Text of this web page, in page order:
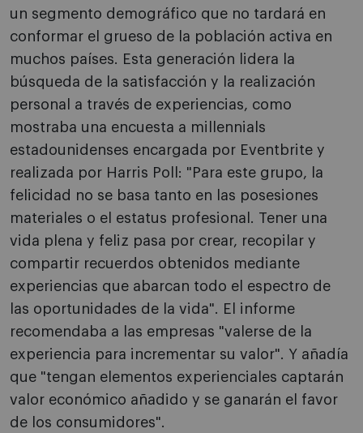
un segmento demográfico que no tardará en
conformar el grueso de la población activa en
muchos países. Esta generación lidera la
búsqueda de la satisfacción y la realización
personal a través de experiencias, como
mostraba una encuesta a millennials
estadounidenses encargada por Eventbrite y
realizada por Harris Poll: "Para este grupo, la
felicidad no se basa tanto en las posesiones
materiales o el estatus profesional. Tener una
vida plena y feliz pasa por crear, recopilar y
compartir recuerdos obtenidos mediante
experiencias que abarcan todo el espectro de
las oportunidades de la vida". El informe
recomendaba a las empresas "valerse de la
experiencia para incrementar su valor". Y añadía
que "tengan elementos experienciales captarán
valor económico añadido y se ganarán el favor
de los consumidores".